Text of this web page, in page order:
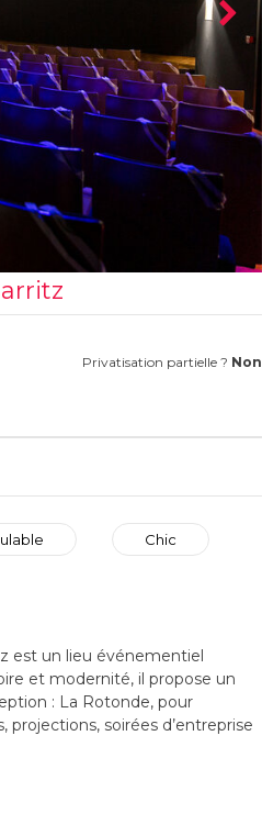
Privatisation partielle ? Non
Chic
est un lieu événementiel
et modernité, il propose un
: La Rotonde, pour
soirées d’entreprise
et sa grande modularité en font